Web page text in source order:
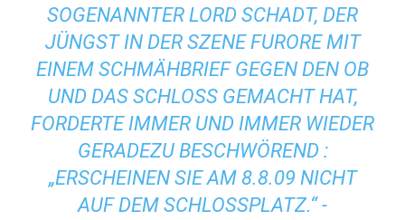
SOGENANNTER LORD SCHADT, DER
JÜNGST IN DER SZENE FURORE MIT
EINEM SCHMÄHBRIEF GEGEN DEN OB
UND DAS SCHLOSS GEMACHT HAT,
FORDERTE IMMER UND IMMER WIEDER
GERADEZU BESCHWÖREND :
„ERSCHEINEN SIE AM 8.8.09 NICHT
AUF DEM SCHLOSSPLATZ.“ -